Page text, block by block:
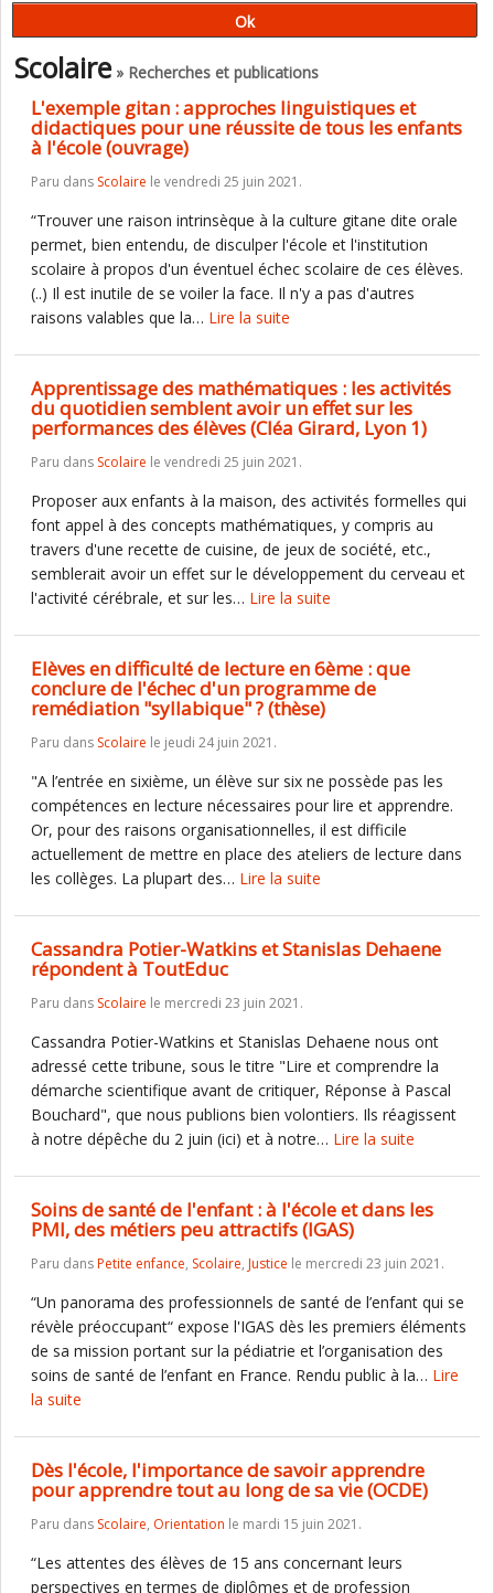
Scolaire» Recherches et publications
L'exemple gitan : approches linguistiques et
didactiques pour une réussite de tous les enfants
à l'école (ouvrage)
Paru dans Scolaire le vendredi 25 juin 2021.
“Trouver une raison intrinsèque à la culture gitane dite orale
permet, bien entendu, de disculper l'école et l'institution
scolaire à propos d'un éventuel échec scolaire de ces élèves.
(..) Il est inutile de se voiler la face. Il n'y a pas d'autres
raisons valables que la… Lire la suite
Apprentissage des mathématiques : les activités
du quotidien semblent avoir un effet sur les
performances des élèves (Cléa Girard, Lyon 1)
Paru dans Scolaire le vendredi 25 juin 2021.
Proposer aux enfants à la maison, des activités formelles qui
font appel à des concepts mathématiques, y compris au
travers d'une recette de cuisine, de jeux de société, etc.,
semblerait avoir un effet sur le développement du cerveau et
l'activité cérébrale, et sur les… Lire la suite
Elèves en difficulté de lecture en 6ème : que
conclure de l'échec d'un programme de
remédiation "syllabique" ? (thèse)
Paru dans Scolaire le jeudi 24 juin 2021.
"A l’entrée en sixième, un élève sur six ne possède pas les
compétences en lecture nécessaires pour lire et apprendre.
Or, pour des raisons organisationnelles, il est difficile
actuellement de mettre en place des ateliers de lecture dans
les collèges. La plupart des… Lire la suite
Cassandra Potier-Watkins et Stanislas Dehaene
répondent à ToutEduc
Paru dans Scolaire le mercredi 23 juin 2021.
Cassandra Potier-Watkins et Stanislas Dehaene nous ont
adressé cette tribune, sous le titre "Lire et comprendre la
démarche scientifique avant de critiquer, Réponse à Pascal
Bouchard", que nous publions bien volontiers. Ils réagissent
à notre dépêche du 2 juin (ici) et à notre… Lire la suite
Soins de santé de l'enfant : à l'école et dans les
PMI, des métiers peu attractifs (IGAS)
Paru dansPetite enfance, Scolaire, Justice le mercredi 23 juin 2021.
“Un panorama des professionnels de santé de l’enfant qui se
révèle préoccupant“ expose l'IGAS dès les premiers éléments
de sa mission portant sur la pédiatrie et l’organisation des
soins de santé de l’enfant en France. Rendu public à la… Lire
la suite
Dès l'école, l'importance de savoir apprendre
pour apprendre tout au long de sa vie (OCDE)
Paru dans Scolaire, Orientation le mardi 15 juin 2021.
“Les attentes des élèves de 15 ans concernant leurs
perspectives en termes de diplômes et de profession